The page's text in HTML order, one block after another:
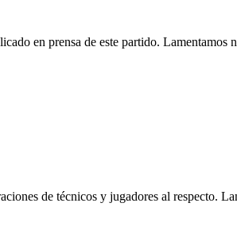
en prensa de este partido. Lamentamos
de técnicos y jugadores al respecto.